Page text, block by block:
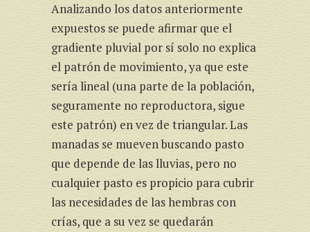
Analizando los datos anteriormente
expuestos se puede afirmar que el
gradiente pluvial por sí solo no explica
el patrón de movimiento, ya que este
sería lineal (una parte de la población,
seguramente no reproductora, sigue
este patrón) en vez de triangular. Las
manadas se mueven buscando pasto
que depende de las lluvias, pero no
cualquier pasto es propicio para cubrir
las necesidades de las hembras con
crías, que a su vez se quedarán